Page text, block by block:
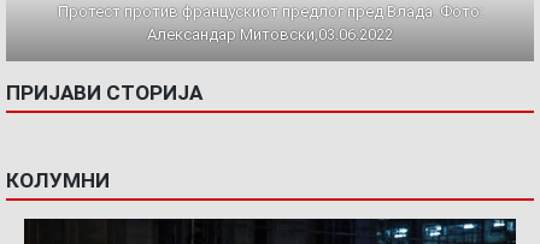
Протест против францускиот предлог пред Влада. Фото:
Александар Митовски,03.06.2022
ПРИЈАВИ СТОРИЈА
КОЛУМНИ